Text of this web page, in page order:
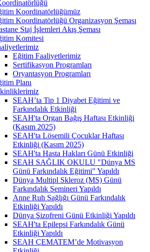
Koordinatörlüğümüz
Koordinatörlüğü Organizasyon Şeması
Staj İşlemleri Akış Şeması
Komitesi
Eğitim Faaliyetlerimiz
Sertifikasyon Programları
Oryantasyon Programları
Planı
SEAH’ta Tip 1 Diyabet Eğitimi ve
Farkındalık Etkinliği
SEAH'ta Organ Bağış Haftası Etkinliği
(Kasım 2025)
SEAH'ta Lösemili Çocuklar Haftası
Etkinliği (Kasım 2025)
SEAH'ta Hasta Hakları Günü Etkinliği
SEAH SAĞLIK OKULU "Dünya MS
Günü Farkındalık Eğitimi" Yapıldı
Dünya Multipl Skleroz (MS) Günü
Farkındalık Semineri Yapıldı
Anne Ruh Sağlığı Günü Farkındalık
Etkinliği Yapıldı
Dünya Şizofreni Günü Etkinliği Yapıldı
SEAH'ta Epilepsi Farkındalık Günü
Etkinliği Yapıldı
SEAH ÇEMATEM’de Motivasyon